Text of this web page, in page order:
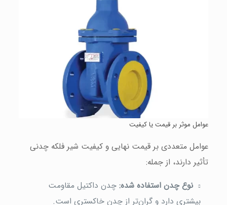
عوامل موثر بر قیمت یا کیفیت
عوامل متعددی بر قیمت نهایی و کیفیت شیر فلکه چدنی
تأثیر دارند، از جمله:
نوع چدن استفاده شده:چدن داکتیل مقاومت
بیشتری دارد و گران‌تر از چدن خاکستری است.